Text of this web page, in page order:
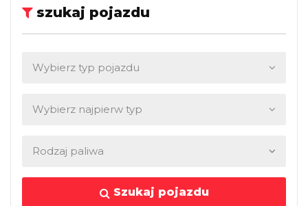
szukaj pojazdu
Szukaj pojazdu